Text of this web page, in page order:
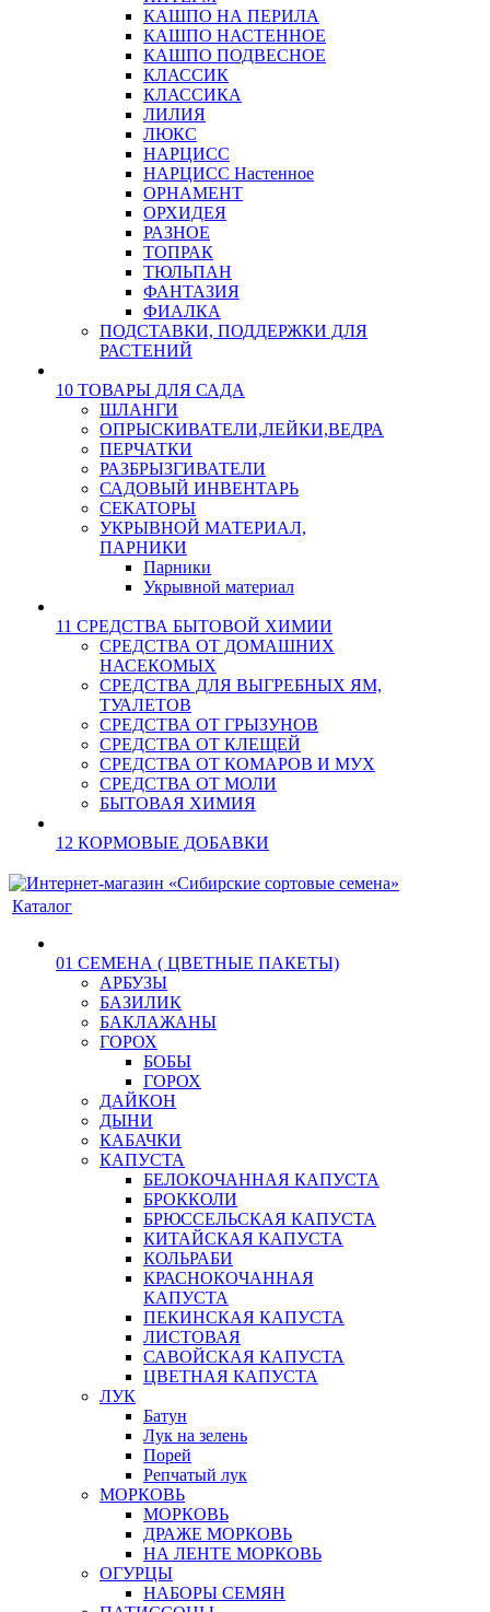
КАШПО НА ПЕРИЛА
КАШПО НАСТЕННОЕ
КАШПО ПОДВЕСНОЕ
КЛАССИК
КЛАССИКА
ЛИЛИЯ
ЛЮКС
НАРЦИСС
НАРЦИСС Настенное
ОРНАМЕНТ
ОРХИДЕЯ
РАЗНОЕ
ТОПРАК
ТЮЛЬПАН
ФАНТАЗИЯ
ФИАЛКА
ПОДСТАВКИ, ПОДДЕРЖКИ ДЛЯ
РАСТЕНИЙ
10 ТОВАРЫ ДЛЯ САДА
ШЛАНГИ
ОПРЫСКИВАТЕЛИ,ЛЕЙКИ,ВЕДРА
ПЕРЧАТКИ
РАЗБРЫЗГИВАТЕЛИ
САДОВЫЙ ИНВЕНТАРЬ
СЕКАТОРЫ
УКРЫВНОЙ МАТЕРИАЛ,
ПАРНИКИ
Парники
Укрывной материал
11 СРЕДСТВА БЫТОВОЙ ХИМИИ
СРЕДСТВА ОТ ДОМАШНИХ
НАСЕКОМЫХ
СРЕДСТВА ДЛЯ ВЫГРЕБНЫХ ЯМ,
ТУАЛЕТОВ
СРЕДСТВА ОТ ГРЫЗУНОВ
СРЕДСТВА ОТ КЛЕЩЕЙ
СРЕДСТВА ОТ КОМАРОВ И МУХ
СРЕДСТВА ОТ МОЛИ
БЫТОВАЯ ХИМИЯ
12 КОРМОВЫЕ ДОБАВКИ
Каталог
01 СЕМЕНА ( ЦВЕТНЫЕ ПАКЕТЫ)
АРБУЗЫ
БАЗИЛИК
БАКЛАЖАНЫ
ГОРОХ
БОБЫ
ГОРОХ
ДАЙКОН
ДЫНИ
КАБАЧКИ
КАПУСТА
БЕЛОКОЧАННАЯ КАПУСТА
БРОККОЛИ
БРЮССЕЛЬСКАЯ КАПУСТА
КИТАЙСКАЯ КАПУСТА
КОЛЬРАБИ
КРАСНОКОЧАННАЯ
КАПУСТА
ПЕКИНСКАЯ КАПУСТА
ЛИСТОВАЯ
САВОЙСКАЯ КАПУСТА
ЦВЕТНАЯ КАПУСТА
ЛУК
Батун
Лук на зелень
Порей
Репчатый лук
МОРКОВЬ
МОРКОВЬ
ДРАЖЕ МОРКОВЬ
НА ЛЕНТЕ МОРКОВЬ
ОГУРЦЫ
НАБОРЫ СЕМЯН